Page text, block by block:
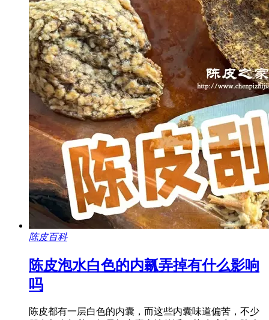
陈皮百科
陈皮泡水白色的内瓤弄掉有什么影响
吗
陈皮都有一层白色的内囊，而这些内囊味道偏苦，不少